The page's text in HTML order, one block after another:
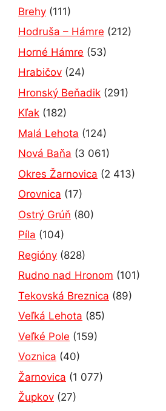
Brehy (111)
Hodruša – Hámre (212)
Horné Hámre (53)
Hrabičov (24)
Hronský Beňadik (291)
Kľak (182)
Malá Lehota (124)
Nová Baňa (3 061)
Okres Žarnovica (2 413)
Orovnica (17)
Ostrý Grúň (80)
Píla (104)
Regióny (828)
Rudno nad Hronom (101)
Tekovská Breznica (89)
Veľká Lehota (85)
Veľké Pole (159)
Voznica (40)
Žarnovica (1 077)
Župkov (27)